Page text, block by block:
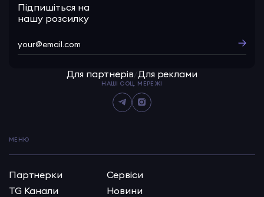
Підпишіться на
нашу розсилку
Для партнерів/Для реклами
НАШІ СОЦ. МЕРЕЖІ
МЕНЮ
Партнерки
Сервіси
TG Канали
Новини